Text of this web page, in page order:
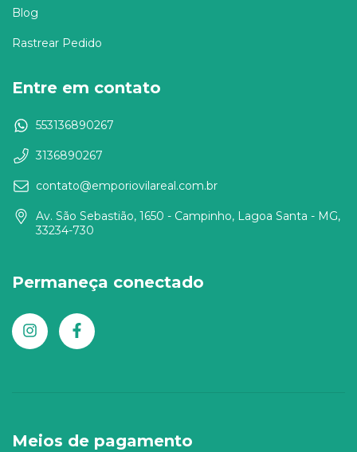
Blog
Rastrear Pedido
Entre em contato
553136890267
3136890267
contato@emporiovilareal.com.br
Av. São Sebastião, 1650 - Campinho, Lagoa Santa - MG,
33234-730
Permaneça conectado
Meios de pagamento